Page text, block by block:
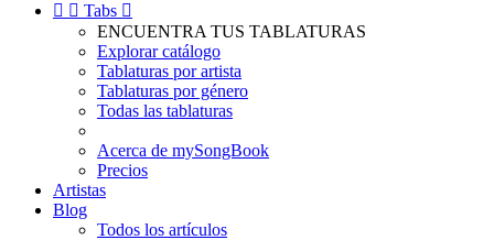
  Tabs 
ENCUENTRA TUS TABLATURAS
Explorar catálogo
Tablaturas por artista
Tablaturas por género
Todas las tablaturas
Acerca de mySongBook
Precios
Artistas
Blog
Todos los artículos